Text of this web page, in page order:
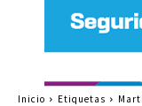
Inicio Etiquetas